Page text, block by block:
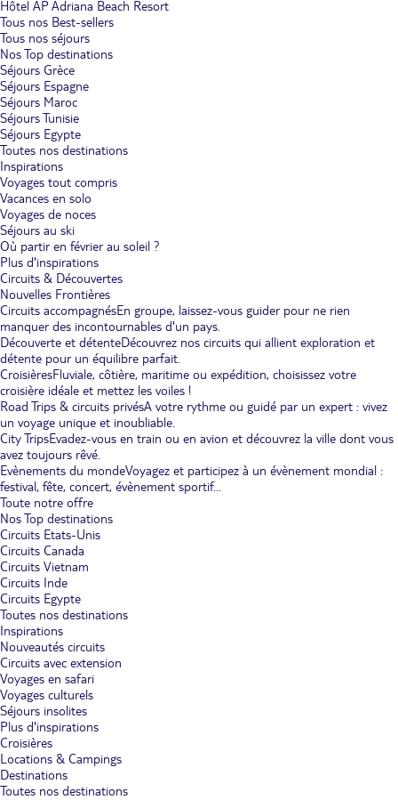
Hôtel AP Adriana Beach Resort
Tous nos Best-sellers
Tous nos séjours
Nos Top destinations
Séjours Grèce
Séjours Espagne
Séjours Maroc
Séjours Tunisie
Séjours Egypte
Toutes nos destinations
Inspirations
Voyages tout compris
Vacances en solo
Voyages de noces
Séjours au ski
Où partir en février au soleil ?
Plus d'inspirations
Circuits & Découvertes
Nouvelles Frontières
Circuits accompagnésEn groupe, laissez-vous guider pour ne rien
manquer des incontournables d'un pays.
Découverte et détenteDécouvrez nos circuits qui allient exploration et
détente pour un équilibre parfait.
CroisièresFluviale, côtière, maritime ou expédition, choisissez votre
croisière idéale et mettez les voiles !
Road Trips & circuits privésA votre rythme ou guidé par un expert : vivez
un voyage unique et inoubliable.
City TripsEvadez-vous en train ou en avion et découvrez la ville dont vous
avez toujours rêvé.
Evènements du mondeVoyagez et participez à un évènement mondial :
festival, fête, concert, évènement sportif...
Toute notre offre
Nos Top destinations
Circuits Etats-Unis
Circuits Canada
Circuits Vietnam
Circuits Inde
Circuits Egypte
Toutes nos destinations
Inspirations
Nouveautés circuits
Circuits avec extension
Voyages en safari
Voyages culturels
Séjours insolites
Plus d'inspirations
Croisières
Locations & Campings
Destinations
Toutes nos destinations